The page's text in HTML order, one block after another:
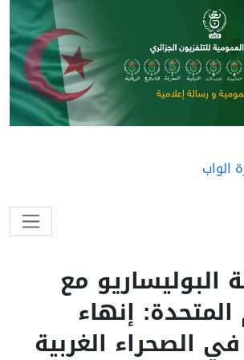
الواب
مع
المتحدة: إنهاء
الصحراء الغربية